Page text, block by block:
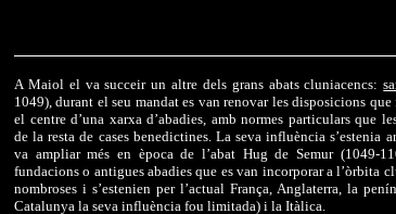
A Maiol el va succeir un altre dels grans abats cluniacencs:
1049), durant el seu mandat es van renovar les disposicions
el centre d’una xarxa d’abadies, amb normes particulars que
de la resta de cases benedictines. La seva influència s’estenia
va ampliar més en època de l’abat Hug de Semur (1049-
fundacions o antigues abadies que es van incorporar a l’òrbita
nombroses i s’estenien per l’actual França, Anglaterra, la
Catalunya la seva influència fou limitada) i la Itàlica.